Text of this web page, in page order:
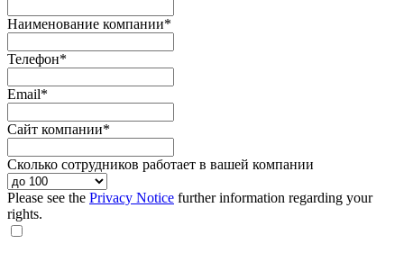
Наименование компании*
Телефон*
Email*
Сайт компании*
Сколько сотрудников работает в вашей компании
Please see the Privacy Notice further information regarding your
rights.